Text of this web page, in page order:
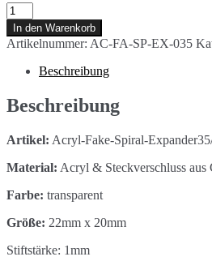
Acryl-
Fake-
Spiral-
Expander35
transparent
Menge
In den Warenkorb
Artikelnummer: AC-FA-SP-EX-035
Beschreibung
Beschreibung
Artikel: Acryl-Fake-Spiral-
Material: Acryl & Steckverschluss aus
Farbe: transparent
Größe: 22mm x 20mm
Stiftstärke: 1mm